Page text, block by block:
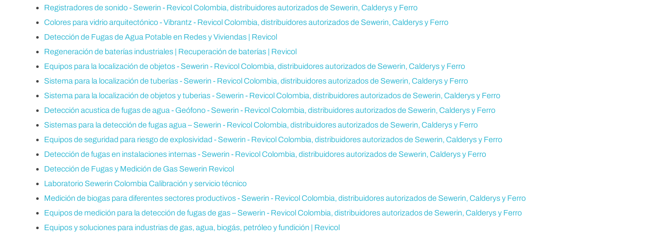
Registradores de sonido - Sewerin - Revicol Colombia, distribuidores autorizados de Sewerin, Calderys y Ferro
Colores para vidrio arquitectónico - Vibrantz - Revicol Colombia, distribuidores autorizados de Sewerin, Calderys y Ferro
Detección de Fugas de Agua Potable en Redes y Viviendas | Revicol
Regeneración de baterías industriales | Recuperación de baterías | Revicol
Equipos para la localización de objetos - Sewerin - Revicol Colombia, distribuidores autorizados de Sewerin, Calderys y Ferro
Sistema para la localización de tuberías - Sewerin - Revicol Colombia, distribuidores autorizados de Sewerin, Calderys y Ferro
Sistema para la localización de objetos y tuberias - Sewerin - Revicol Colombia, distribuidores autorizados de Sewerin, Calderys y Ferro
Detección acustica de fugas de agua - Geófono - Sewerin - Revicol Colombia, distribuidores autorizados de Sewerin, Calderys y Ferro
Sistemas para la detección de fugas agua – Sewerin - Revicol Colombia, distribuidores autorizados de Sewerin, Calderys y Ferro
Equipos de seguridad para riesgo de explosividad - Sewerin - Revicol Colombia, distribuidores autorizados de Sewerin, Calderys y Ferro
Detección de fugas en instalaciones internas - Sewerin - Revicol Colombia, distribuidores autorizados de Sewerin, Calderys y Ferro
Detección de Fugas y Medición de Gas Sewerin Revicol
Laboratorio Sewerin Colombia Calibración y servicio técnico
Medición de biogas para diferentes sectores productivos - Sewerin - Revicol Colombia, distribuidores autorizados de Sewerin, Calderys y Ferro
Equipos de medición para la detección de fugas de gas – Sewerin - Revicol Colombia, distribuidores autorizados de Sewerin, Calderys y Ferro
Equipos y soluciones para industrias de gas, agua, biogás, petróleo y fundición | Revicol